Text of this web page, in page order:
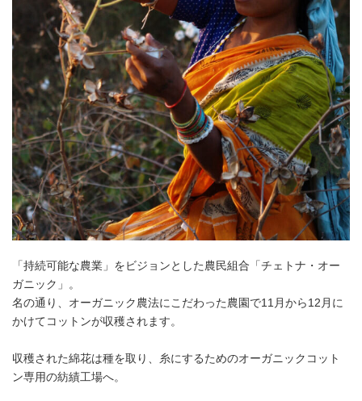
「持続可能な農業」をビジョンとした農民組合「チェトナ・オー
ガニック」。
名の通り、オーガニック農法にこだわった農園で11月から12月に
かけてコットンが収穫されます。
収穫された綿花は種を取り、糸にするためのオーガニックコット
ン専用の紡績工場へ。